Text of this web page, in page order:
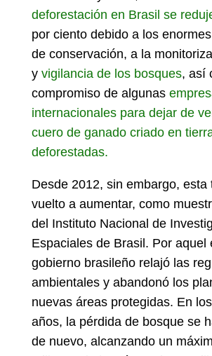
deforestación en Brasil se
por ciento debido a los
de conservación, a la
y vigilancia de los bosques, así
compromiso de algunas
internacionales para dejar de
cuero de ganado criado en
deforestadas.
Desde 2012, sin embargo, esta
vuelto a aumentar, como
del Instituto Nacional de
Espaciales de Brasil. Por aquel
gobierno brasileño relajó las
ambientales y abandonó los
nuevas áreas protegidas. En
años, la pérdida de bosque se
de nuevo, alcanzando un